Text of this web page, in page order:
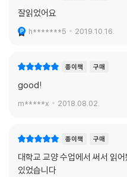
잘읽었어요
h*******5 2019.10.16.
종이책 구매
good!
m*****x 2018.08.02.
종이책 구매
대학교 교양 수업에서 써서 읽
있었습니다